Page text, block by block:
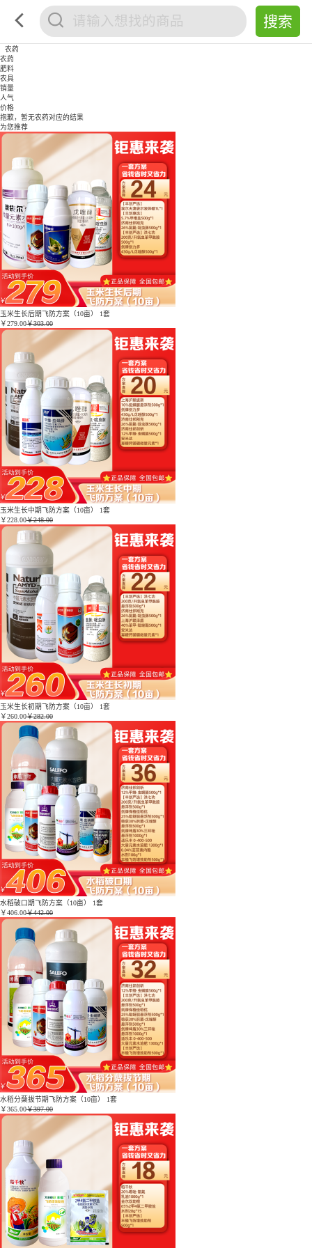
农药
农药
肥料
农具
销量
人气
价格
抱歉，暂无农药对应的结果
为您推荐
玉米生长后期飞防方案（10亩） 1套
￥279.00￥303.00
玉米生长中期飞防方案（10亩） 1套
￥228.00￥248.00
玉米生长初期飞防方案（10亩） 1套
￥260.00￥282.00
水稻破口期飞防方案（10亩） 1套
￥406.00￥442.00
水稻分蘖拔节期飞防方案（10亩） 1套
￥365.00￥397.00